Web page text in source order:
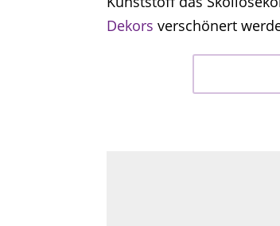
Dekors verschönert